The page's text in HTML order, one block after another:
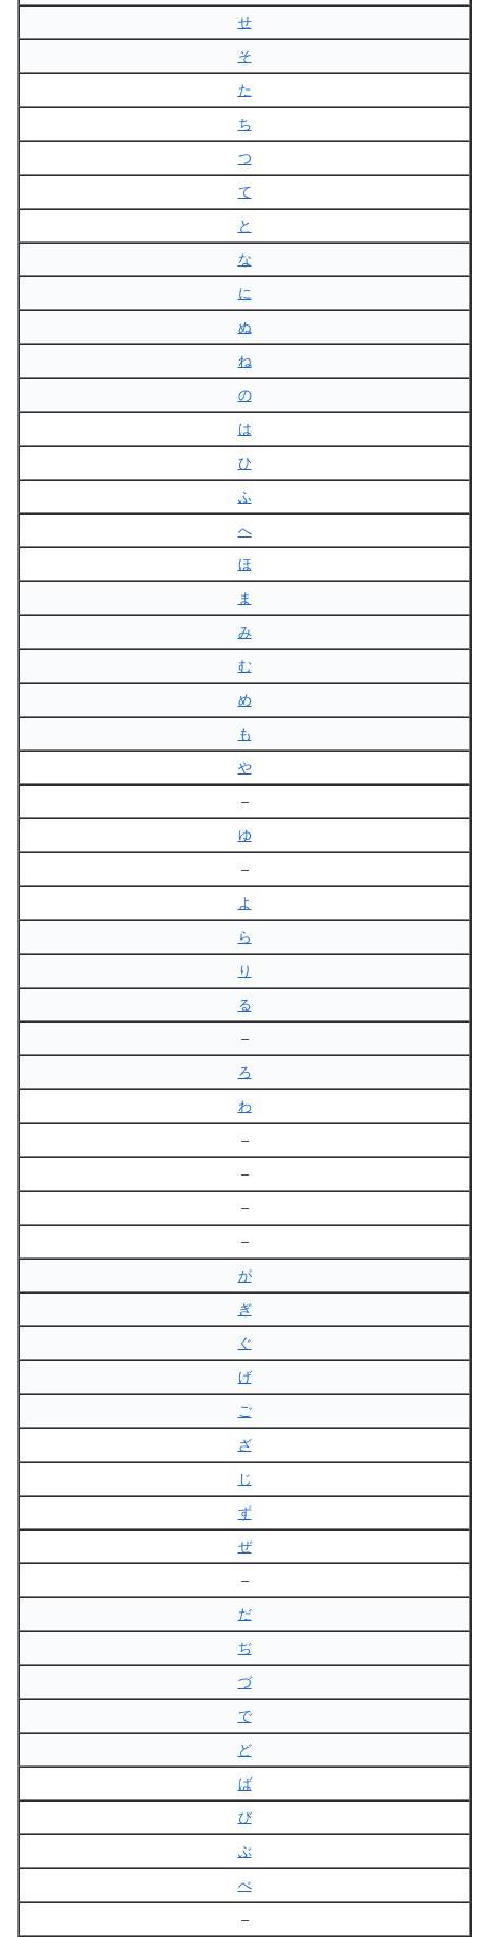
せ
そ
た
ち
つ
て
と
な
に
ぬ
ね
の
は
ひ
ふ
へ
ほ
ま
み
む
め
も
や
–
ゆ
–
よ
ら
り
る
–
ろ
わ
–
–
–
–
が
ぎ
ぐ
げ
ご
ざ
じ
ず
ぜ
–
だ
ぢ
づ
で
ど
ば
び
ぶ
べ
–